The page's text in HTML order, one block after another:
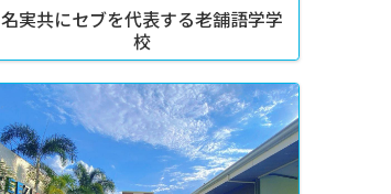
名実共にセブを代表する老舗語学学
校